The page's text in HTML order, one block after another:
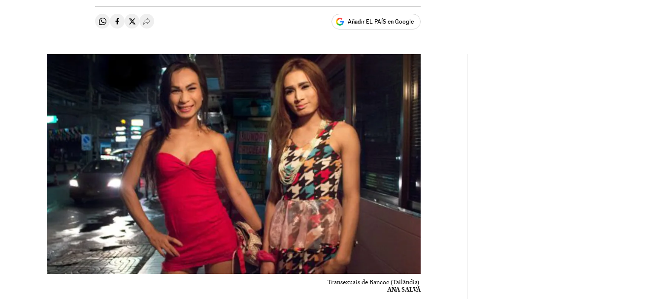
Compartir en Whatsapp
Compartir en Facebook
Compartir en Twitter
Desplegar Redes Sociales Añadir EL PAÍS en Google
Transexuais de Bancoc (Tailândia).
ANA SALVÁ